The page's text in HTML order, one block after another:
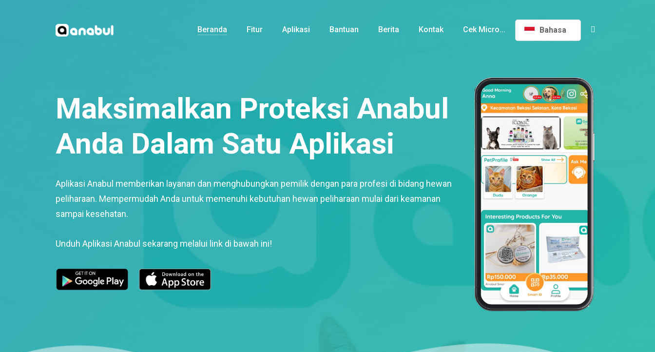
Beranda Fitur Aplikasi Bantuan Berita Kontak Cek Micro... Bahasa
Maksimalkan Proteksi Anabul
Anda Dalam Satu Aplikasi
Aplikasi Anabul memberikan layanan dan menghubungkan pemilik dengan para profesi di bidang hewan
peliharaan. Mempermudah Anda untuk memenuhi kebutuhan hewan peliharaan mulai dari keamanan
sampai kesehatan.
Unduh Aplikasi Anabul sekarang melalui link di bawah ini!